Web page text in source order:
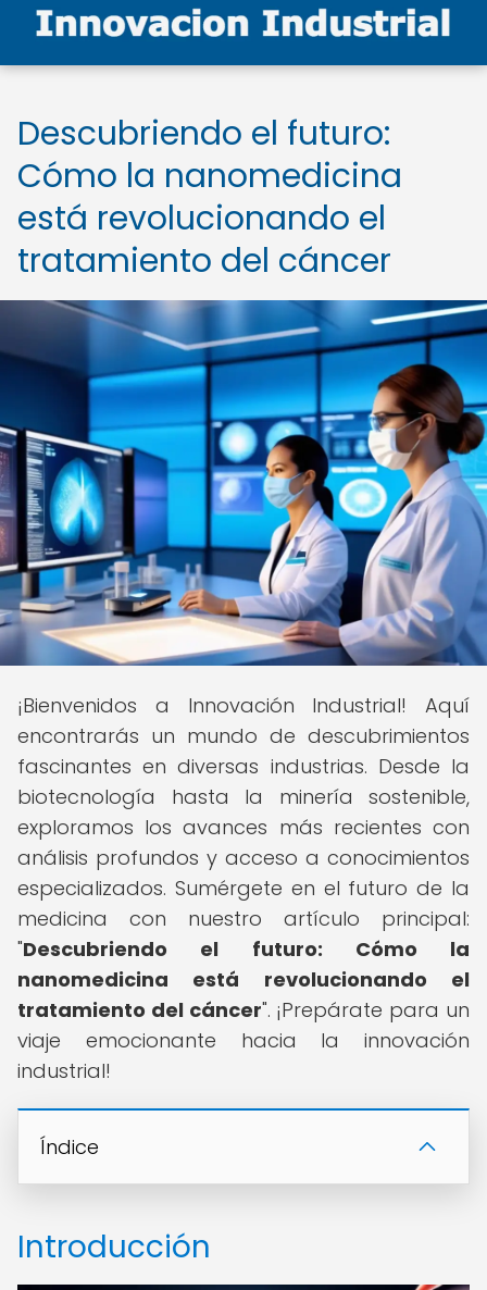
Descubriendo el futuro:
Cómo la nanomedicina
está revolucionando el
tratamiento del cáncer
¡Bienvenidos a Innovación Industrial! Aquí
encontrarás un mundo de descubrimientos
fascinantes en diversas industrias. Desde la
biotecnología hasta la minería sostenible,
exploramos los avances más recientes con
análisis profundos y acceso a conocimientos
especializados. Sumérgete en el futuro de la
medicina con nuestro artículo principal:
"Descubriendo el futuro: Cómo la
nanomedicina está revolucionando el
tratamiento del cáncer". ¡Prepárate para un
viaje emocionante hacia la innovación
industrial!
Índice
Introducción